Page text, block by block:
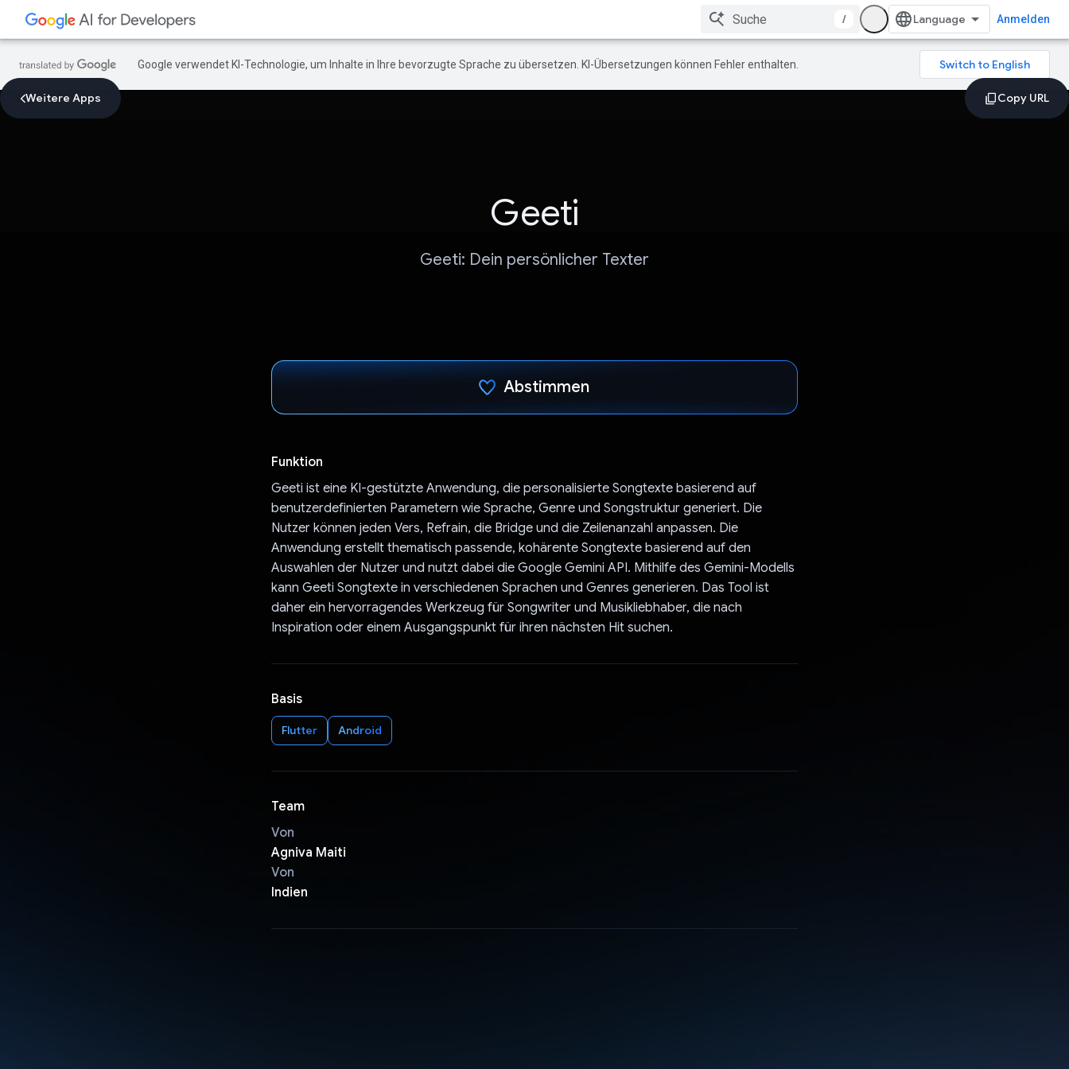
/ Anmelden
Google verwendet KI-Technologie, um Inhalte in Ihre bevorzugte Sprache zu übersetzen. KI-Übersetzungen können Fehler enthalten.
Weitere Apps
Geeti
Geeti: Dein persönlicher Texter
Abstimmen
Funktion
Geeti ist eine KI-gestützte Anwendung, die personalisierte Songtexte basierend auf
benutzerdefinierten Parametern wie Sprache, Genre und Songstruktur generiert. Die
Nutzer können jeden Vers, Refrain, die Bridge und die Zeilenanzahl anpassen. Die
Anwendung erstellt thematisch passende, kohärente Songtexte basierend auf den
Auswahlen der Nutzer und nutzt dabei die Google Gemini API. Mithilfe des Gemini-Modells
kann Geeti Songtexte in verschiedenen Sprachen und Genres generieren. Das Tool ist
daher ein hervorragendes Werkzeug für Songwriter und Musikliebhaber, die nach
Inspiration oder einem Ausgangspunkt für ihren nächsten Hit suchen.
Basis
Flutter Android
Team
Von
Agniva Maiti
Von
Indien